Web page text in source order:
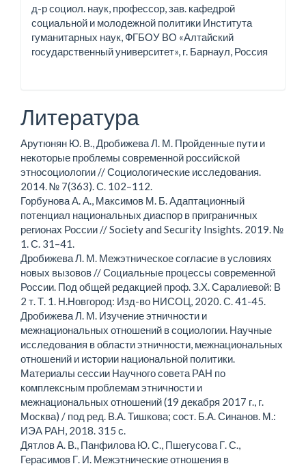
д-р социол. наук, профессор, зав. кафедрой
социальной и молодежной политики Института
гуманитарных наук, ФГБОУ ВО «Алтайский
государственный университет», г. Барнаул, Россия
Литература
Арутюнян Ю. В., Дробижева Л. М. Пройденные пути и
некоторые проблемы современной российской
этносоциологии // Социологические исследования.
2014. № 7(363). С. 102–112.
Горбунова А. А., Максимов М. Б. Адаптационный
потенциал национальных диаспор в приграничных
регионах России // Society and Security Insights. 2019. №
1. С. 31–41.
Дробижева Л. М. Межэтническое согласие в условиях
новых вызовов // Социальные процессы современной
России. Под общей редакцией проф. З.Х. Саралиевой: В
2 т. Т. 1. Н.Новгород: Изд-во НИСОЦ, 2020. С. 41-45.
Дробижева Л. М. Изучение этничности и
межнациональных отношений в социологии. Научные
исследования в области этничности, межнациональных
отношений и истории национальной политики.
Материалы сессии Научного совета РАН по
комплексным проблемам этничности и
межнациональных отношений (19 декабря 2017 г., г.
Москва) / под ред. В.А. Тишкова; сост. Б.А. Синанов. М.:
ИЭА РАН, 2018. 315 с.
Дятлов А. В., Панфилова Ю. С., Пшегусова Г. С.,
Герасимов Г. И. Межэтнические отношения в